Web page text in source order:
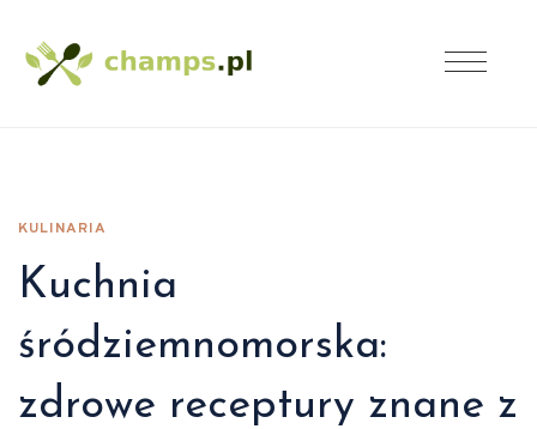
KULINARIA
Kuchnia
śródziemnomorska:
zdrowe receptury znane z